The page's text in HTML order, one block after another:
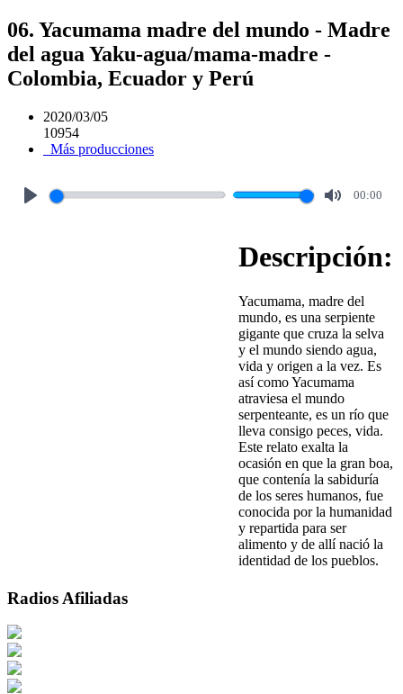
06. Yacumama madre del mundo - Madre
del agua Yaku-agua/mama-madre -
Colombia, Ecuador y Perú
2020/03/05
10954
Más producciones
00:00
Descripción:
Yacumama, madre del
mundo, es una serpiente
gigante que cruza la selva
y el mundo siendo agua,
vida y origen a la vez. Es
así como Yacumama
atraviesa el mundo
serpenteante, es un río que
lleva consigo peces, vida.
Este relato exalta la
ocasión en que la gran boa,
que contenía la sabiduría
de los seres humanos, fue
conocida por la humanidad
y repartida para ser
alimento y de allí nació la
identidad de los pueblos.
Radios Afiliadas